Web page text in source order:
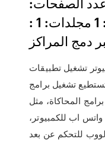
400 صفحة الطبعة: 1 مجلدات: 1 :
المراكز
تشغيل تطبيقات
على ويندوز 7 ، 8 ، 10 ، تستطيع تشغيل برامج
المحاكاة، مثل
اب للكمبيوتر،
للتحكم عن بعد